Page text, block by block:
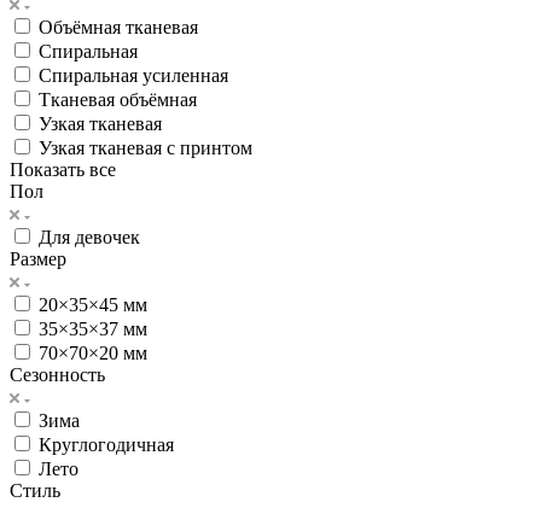
Объёмная тканевая
Спиральная
Спиральная усиленная
Тканевая объёмная
Узкая тканевая
Узкая тканевая с принтом
Показать все
Пол
Для девочек
Размер
20×35×45 мм
35×35×37 мм
70×70×20 мм
Сезонность
Зима
Круглогодичная
Лето
Стиль